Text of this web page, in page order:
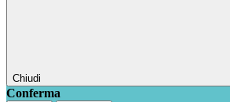
Chiudi
Conferma